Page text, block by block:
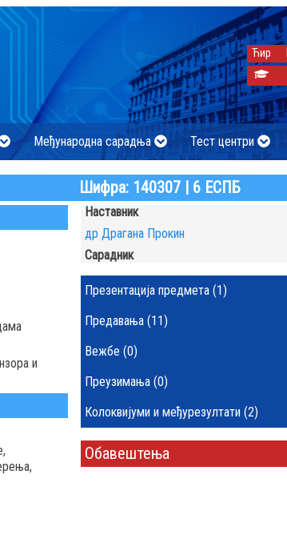
Ћир
Међународна сарадња Тест центри
Шифра: 140307 | 6 ЕСПБ
и
Наставник
др Драгана Прокин
Сарадник
Презентација предмета (1)
Предавања (11)
Вежбе (0)
Преузимања (0)
Колоквијуми и међурезултати (2)
Обавештења